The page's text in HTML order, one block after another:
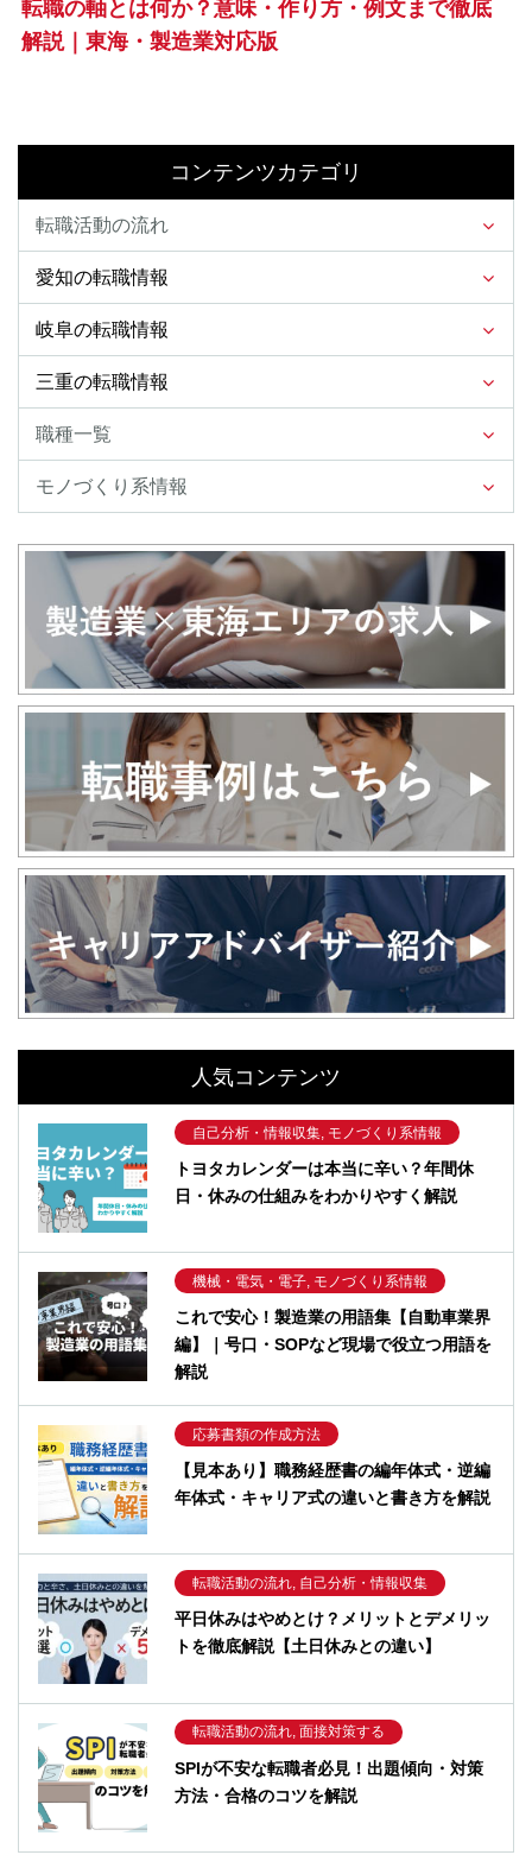
転職の軸とは何か？意味・作り方・例文まで徹底
解説｜東海・製造業対応版
コンテンツカテゴリ
転職活動の流れ
愛知の転職情報
岐阜の転職情報
三重の転職情報
職種一覧
モノづくり系情報
人気コンテンツ
自己分析・情報収集, モノづくり系情報
トヨタカレンダーは本当に辛い？年間休
日・休みの仕組みをわかりやすく解説
機械・電気・電子, モノづくり系情報
これで安心！製造業の用語集【自動車業界
編】｜号口・SOPなど現場で役立つ用語を
解説
応募書類の作成方法
【見本あり】職務経歴書の編年体式・逆編
年体式・キャリア式の違いと書き方を解説
転職活動の流れ, 自己分析・情報収集
平日休みはやめとけ？メリットとデメリッ
トを徹底解説【土日休みとの違い】
転職活動の流れ, 面接対策する
SPIが不安な転職者必見！出題傾向・対策
方法・合格のコツを解説